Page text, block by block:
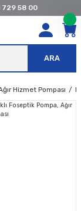
729 58 00
ARA
Hizmet Pompası